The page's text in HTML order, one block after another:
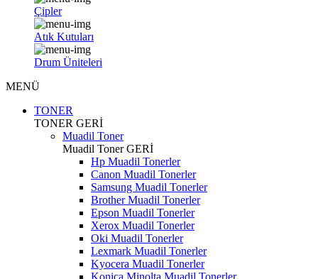
Çipler
Atık Kutuları
Drum Üniteleri
MENÜ
TONER
TONER GERİ
Muadil Toner
Muadil TonerGERİ
Hp Muadil Tonerler
Canon Muadil Tonerler
Samsung Muadil Tonerler
Brother Muadil Tonerler
Epson Muadil Tonerler
Xerox Muadil Tonerler
Oki Muadil Tonerler
Lexmark Muadil Tonerler
Kyocera Muadil Tonerler
Konica Minolta Muadil Tonerler